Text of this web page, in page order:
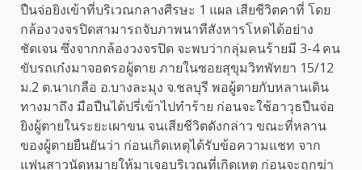
ปืนจ่อยิงเข้าที่บริเวณกลางศีรษะ 1 แผล เสียชีวิตคาที่ โดย
กล้องวงจรปิดสามารถจับภาพนาทีสังหารโหดได้อย่าง
ชัดเจน ซึ่งจากกล้องวงจรปิด จะพบว่ากลุ่มคนร้ายมี 3-4 คน
ขับรถเก๋งมาจอดรอผู้ตาย ภายในซอยสุขุมวิทพัทยา 15/12
ม.2 ต.นาเกลือ อ.บางละมุง จ.ชลบุรี พอผู้ตายกับหลานเดิน
ทางมาถึง มือปืนได้ปรี่เข้าไปทำร้าย ก่อนจะใช้อาวุธปืนจ่อ
ยิงผู้ตายในระยะเผาขน จนเสียชีวิตดังกล่าว ขณะที่หลาน
ของผู้ตายยืนยันว่า ก่อนเกิดเหตุได้รับข้อความแชท จาก
แฟนสาวนัดหมายให้มาเจอบริเวณที่เกิดเหตุ ก่อนจะถูกฆ่า